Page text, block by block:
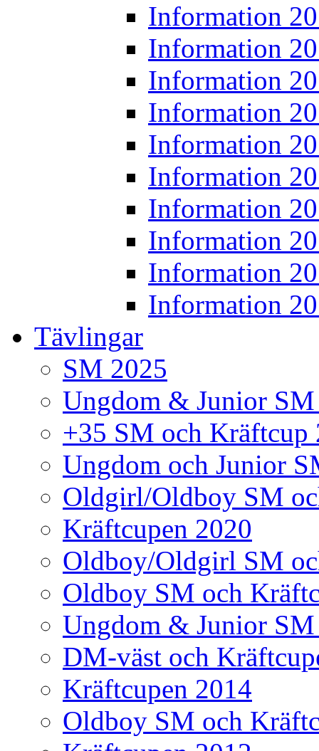
Information
Information
Information
Information
Information
Information
Information
Information
Information
Information
Tävlingar
SM 2025
Ungdom & Junior
+35 SM och Kräftcup
Ungdom och Junior
Oldgirl/Oldboy SM
Kräftcupen 2020
Oldboy/Oldgirl SM
Oldboy SM och
Ungdom & Junior
DM-väst och
Kräftcupen 2014
Oldboy SM och